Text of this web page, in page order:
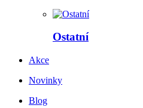
Ostatní
Akce
Novinky
Blog